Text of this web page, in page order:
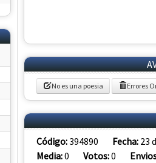
No es una poesia Errores
Código:394890 Fecha: 23
Media:0 Votos:0